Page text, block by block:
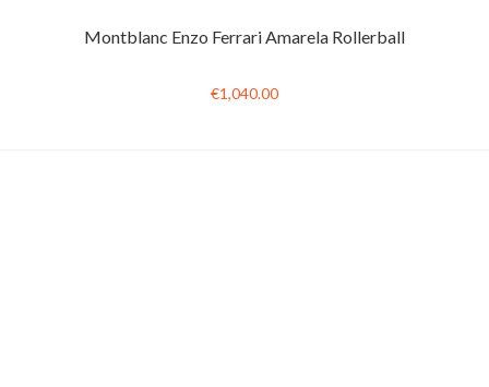
Montblanc Enzo Ferrari Amarela Rollerball
€1,040.00